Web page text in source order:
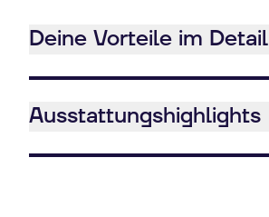
Deine Vorteile im Detail
Ausstattungshighlights